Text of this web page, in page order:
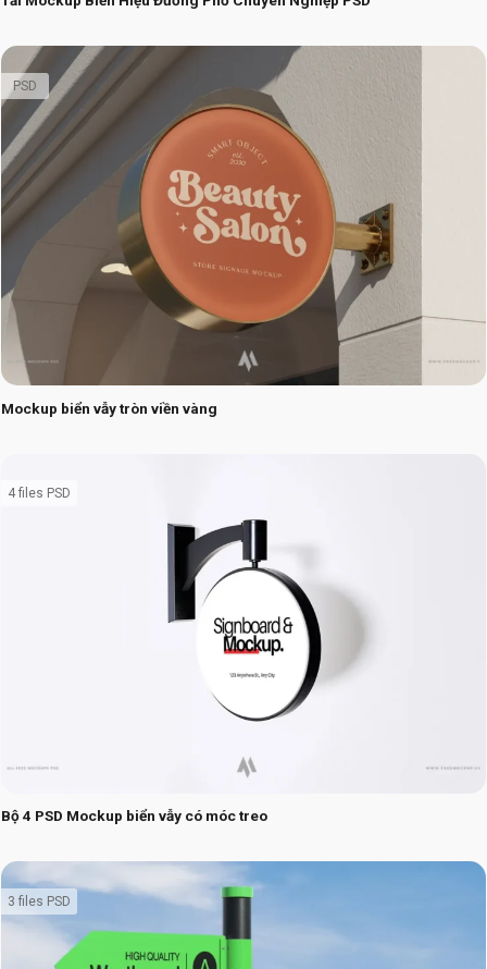
Mockup biển vẫy tròn viền vàng
PSD
Bộ 4 PSD Mockup biển vẫy có móc treo
4 files PSD
3 files PSD